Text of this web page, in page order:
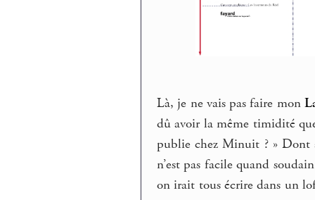
Là, je ne vais pas faire mon
dû avoir la même timidité
publie chez Minuit ? » Dont
n’est pas facile quand
on irait tous écrire dans un